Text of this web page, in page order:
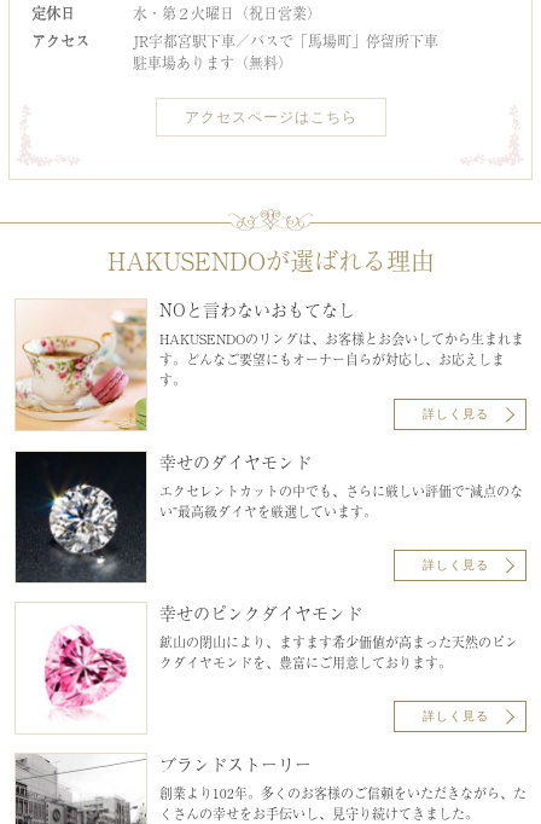
定休日
水・第２火曜日（祝日営業）
アクセス
JR宇都宮駅下車／バスで「馬場町」停留所下車
駐車場あります（無料）
アクセスページはこちら
HAKUSENDOが選ばれる理由
NOと言わないおもてなし
HAKUSENDOのリングは、お客様とお会いしてから生まれま
す。どんなご要望にもオーナー自らが対応し、お応えしま
す。
詳しく見る
幸せのダイヤモンド
エクセレントカットの中でも、さらに厳しい評価で“減点のな
い”最高級ダイヤを厳選しています。
詳しく見る
幸せのピンクダイヤモンド
鉱山の閉山により、ますます希少価値が高まった天然のピン
クダイヤモンドを、豊富にご用意しております。
詳しく見る
ブランドストーリー
創業より102年。多くのお客様のご信頼をいただきながら、た
くさんの幸せをお手伝いし、見守り続けてきました。